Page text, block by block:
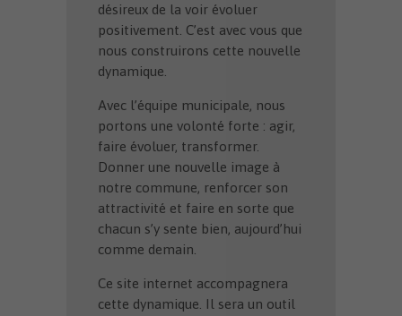
désireux de la voir évoluer
positivement. C’est avec vous que
nous construirons cette nouvelle
dynamique.
Avec l’équipe municipale, nous
portons une volonté forte : agir,
faire évoluer, transformer.
Donner une nouvelle image à
notre commune, renforcer son
attractivité et faire en sorte que
chacun s’y sente bien, aujourd’hui
comme demain.
Ce site internet accompagnera
cette dynamique. Il sera un outil